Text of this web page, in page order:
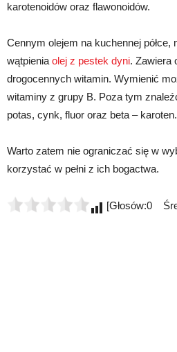
karotenoidów oraz flawonoidów.
Cennym olejem na kuchennej
wątpienia olej z pestek dyni. Zawiera
drogocennych witamin. Wymienić
witaminy z grupy B. Poza tym
potas, cynk, fluor oraz beta – karoten.
Warto zatem nie ograniczać się w
korzystać w pełni z ich bogactwa.
[Głosów:0